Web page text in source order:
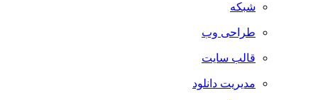
شبکه
طراحی وب
قالب سایت
مدیریت دانلود